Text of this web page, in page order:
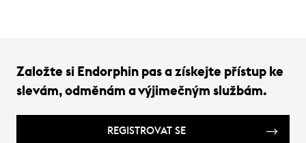
Založte si Endorphin pas a získejte přístup ke
slevám, odměnám a výjimečným službám.
REGISTROVAT SE